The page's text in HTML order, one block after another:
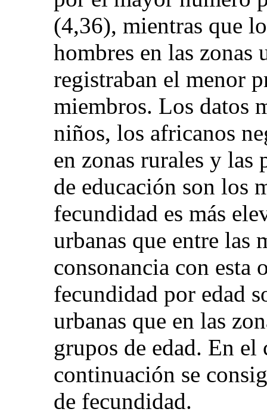
(4,36), mientras que
hombres en las zonas
registraban el menor
miembros. Los datos
niños, los africanos
en zonas rurales y las
de educación son los
fecundidad es más
urbanas que entre las
consonancia con esta
fecundidad por edad
urbanas que en las
grupos de edad. En
continuación se
de fecundidad.